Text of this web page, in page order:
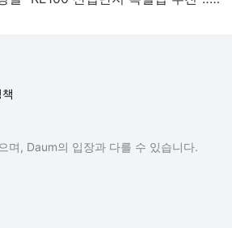
며, Daum의 입장과 다를 수 있습니다.